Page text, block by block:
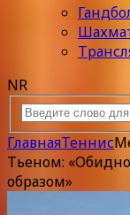
NR
ГлавнаяТеннис
Тьеном:
образом»